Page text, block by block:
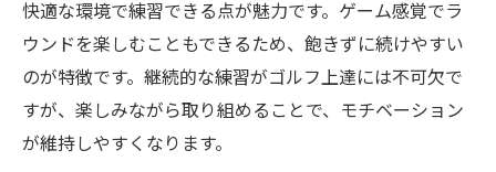
快適な環境で練習できる点が魅力です。ゲーム感覚でラ
ウンドを楽しむこともできるため、飽きずに続けやすい
のが特徴です。継続的な練習がゴルフ上達には不可欠で
すが、楽しみながら取り組めることで、モチベーション
が維持しやすくなります。